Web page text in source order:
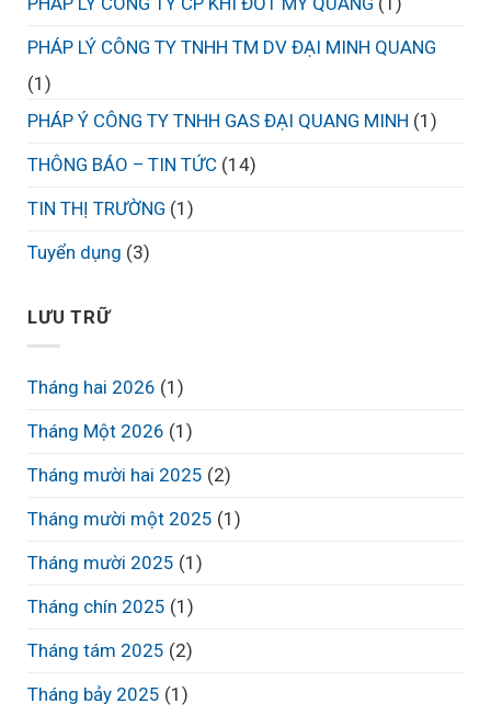
PHÁP LÝ CÔNG TY TNHH TM DV ĐẠI MINH QUANG
(1)
PHÁP Ý CÔNG TY TNHH GAS ĐẠI QUANG MINH (1)
THÔNG BÁO – TIN TỨC (14)
TIN THỊ TRƯỜNG (1)
Tuyển dụng (3)
LƯU TRỮ
Tháng hai 2026 (1)
Tháng Một 2026 (1)
Tháng mười hai 2025 (2)
Tháng mười một 2025 (1)
Tháng mười 2025 (1)
Tháng chín 2025 (1)
Tháng tám 2025 (2)
Tháng bảy 2025 (1)